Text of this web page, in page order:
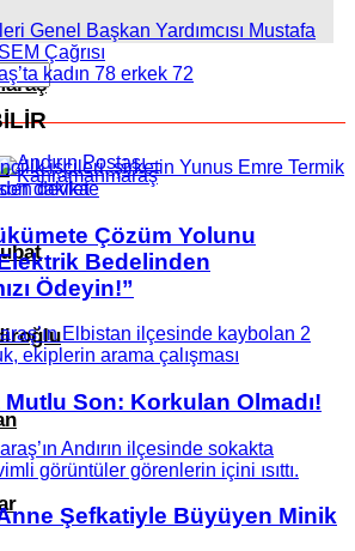
Genel Başkan Yardımcısı Mustafa
Çağrısı
kadın 78 erkek 72
Çözüm Yolunu
Bedelinden
Ödeyin!”
Mutlu Son: Korkulan Olmadı!
Anne Şefkatiyle Büyüyen Minik